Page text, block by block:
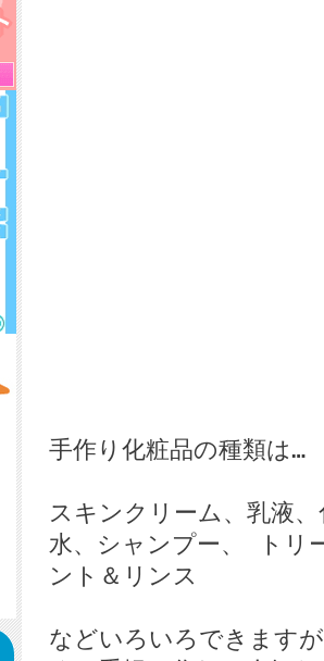
手作り化粧品の種類は…
スキンクリーム、乳液、
水、シャンプー、 トリ
ント＆リンス
などいろいろできます